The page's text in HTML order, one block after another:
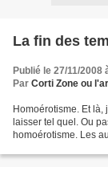
La fin des
Publié le 27/11/2008
Par Corti Zone ou
Homoérotisme. Et
laisser tel quel. Ou
homoérotisme. Les